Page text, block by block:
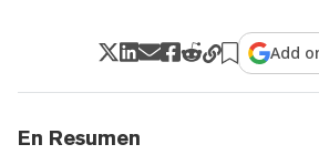
Add
En Resumen